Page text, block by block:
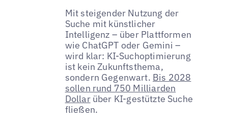
Mit steigender Nutzung der
Suche mit künstlicher
Intelligenz – über Plattformen
wie ChatGPT oder Gemini –
wird klar: KI-Suchoptimierung
ist kein Zukunftsthema,
sondern Gegenwart. Bis 2028
sollen rund 750 Milliarden
Dollarüber KI-gestützte Suche
fließen.